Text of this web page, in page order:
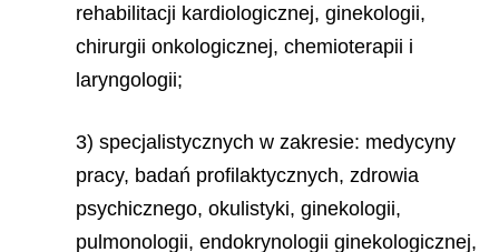
rehabilitacji kardiologicznej, ginekologii,
chirurgii onkologicznej, chemioterapii i
laryngologii;
3) specjalistycznych w zakresie: medycyny
pracy, badań profilaktycznych, zdrowia
psychicznego, okulistyki, ginekologii,
pulmonologii, endokrynologii ginekologicznej,